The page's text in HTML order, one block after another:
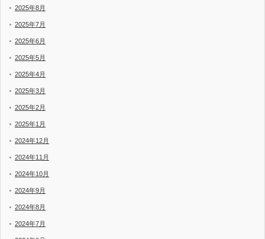
2025年8月
2025年7月
2025年6月
2025年5月
2025年4月
2025年3月
2025年2月
2025年1月
2024年12月
2024年11月
2024年10月
2024年9月
2024年8月
2024年7月